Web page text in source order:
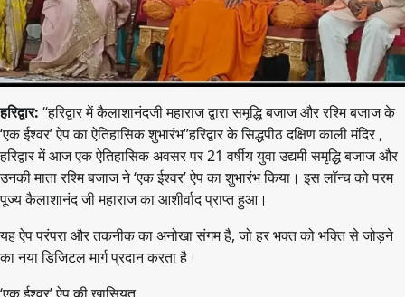
हरिद्वार: “हरिद्वार में कैलाशानंदजी महाराज द्वारा समृद्धि बजाज और रश्मि बजाज के
‘एक ईश्वर’ ऐप का ऐतिहासिक शुभारंभ”हरिद्वार के सिद्धपीठ दक्षिण काली मंदिर ,
हरिद्वार में आज एक ऐतिहासिक अवसर पर 21 वर्षीय युवा उद्यमी समृद्धि बजाज और
उनकी माता रश्मि बजाज ने ‘एक ईश्वर’ ऐप का शुभारंभ किया। इस लॉन्च को परम
पूज्य कैलाशानंद जी महाराज का आशीर्वाद प्राप्त हुआ।
यह ऐप परंपरा और तकनीक का अनोखा संगम है, जो हर भक्त को भक्ति से जोड़ने
का नया डिजिटल मार्ग प्रदान करता है।